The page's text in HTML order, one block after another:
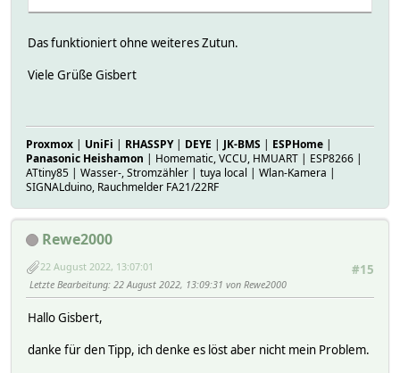
Das funktioniert ohne weiteres Zutun.
Viele​ Grüße​ Gisbert​
Proxmox | UniFi | RHASSPY| DEYE | JK-BMS | ESPHome |
Panasonic Heishamon | Homematic, VCCU, HMUART | ESP8266 |
ATtiny85 | Wasser-, Stromzähler | tuya local | Wlan-Kamera |
SIGNALduino, Rauchmelder FA21/22RF
Rewe2000
#15
22 August 2022, 13:07:01
Letzte Bearbeitung: 22 August 2022, 13:09:31 von Rewe2000
Hallo Gisbert,
danke für den Tipp, ich denke es löst aber nicht mein Problem.